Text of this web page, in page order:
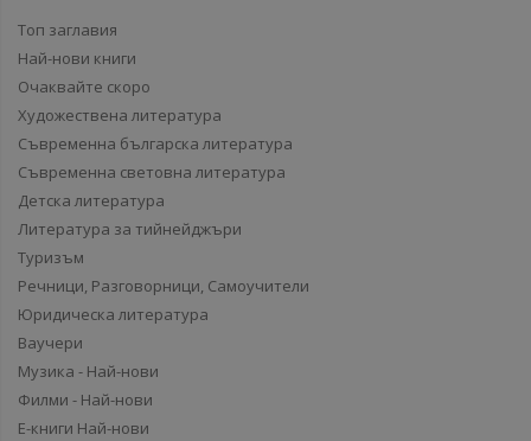
Топ заглавия
Най-нови книги
Очаквайте скоро
Художествена литература
Съвременна българска литература
Съвременна световна литература
Детска литература
Литература за тийнейджъри
Туризъм
Речници, Разговорници, Самоучители
Юридическа литература
Ваучери
Музика - Най-нови
Филми - Най-нови
Е-книги Най-нови